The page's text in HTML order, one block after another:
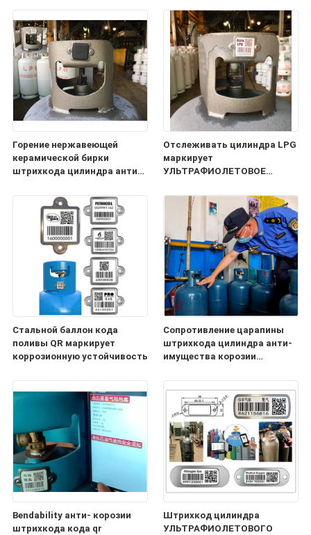
Горение нержавеющей
керамической бирки
штрихкода цилиндра анти-
Отслеживать цилиндра LPG
маркирует
УЛЬТРАФИОЛЕТОВОЕ
сопротивления жары
доказательства
Стальной баллон кода
поливы QR маркирует
коррозионную устойчивость
Сопротивление царапины
штрихкода цилиндра анти-
имущества корозии
Bendability анти- корозии
штрихкода кода qr
Штрихкод цилиндра
УЛЬТРАФИОЛЕТОВОГО